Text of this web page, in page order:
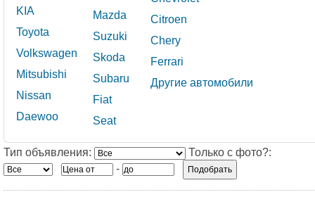
KIA
Toyota
Volkswagen
Mitsubishi
Nissan
Daewoo
Mazda
Suzuki
Skoda
Subaru
Fiat
Seat
Citroen
Сhery
Ferrari
Другие автомобили
Тип объявления:
Только с фото?:
-